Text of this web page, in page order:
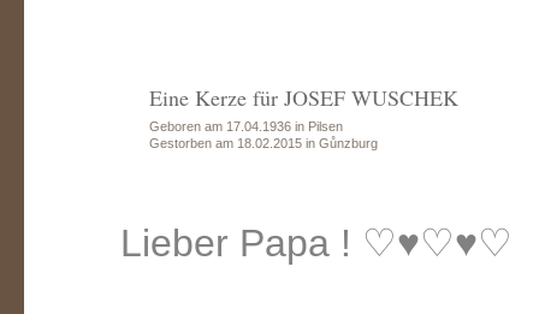
Eine Kerze für JOSEF WUSCHEK
Geboren am 17.04.1936 in Pilsen
Gestorben am 18.02.2015 in Gůnzburg
Lieber Papa ! ♡♥♡♥♡